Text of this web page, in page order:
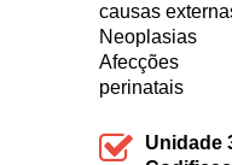
causas
Neoplasias
Afecções
perinatais
Unidade